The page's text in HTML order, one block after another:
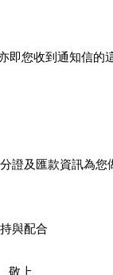
即您收到通知信的
證及匯款資訊為
與配合
敬上